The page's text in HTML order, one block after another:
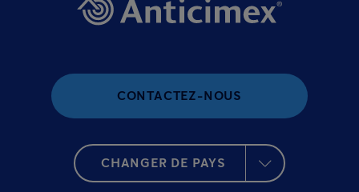
CONTACTEZ-NOUS
CHANGER DE PAYS